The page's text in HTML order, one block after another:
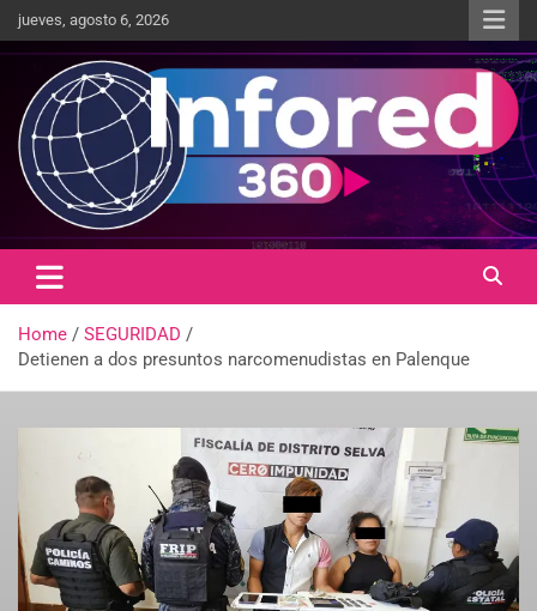
jueves, agosto 6, 2026
infored360.mx
Un giro en la información
Home
SEGURIDAD
Detienen a dos presuntos narcomenudistas en Palenque